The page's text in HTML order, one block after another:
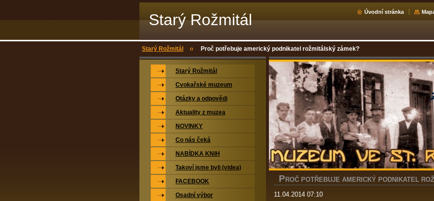
Starý Rožmitál Úvodní stránka
Starý Rožmitál Proč potřebuje americký podnikatel rožmitálský zámek?
P ROČ POTŘEBUJE AMERICKÝ PODNIKATEL
11.04.2014 07:10
Starý Rožmitál
Cvokařské muzeum
Otázky a odpovědi
Aktuality z muzea
NOVINKY
Co nás čeká
NABÍDKA KNIH
Takoví jsme byli (videa)
FACEBOOK
Osadní výbor